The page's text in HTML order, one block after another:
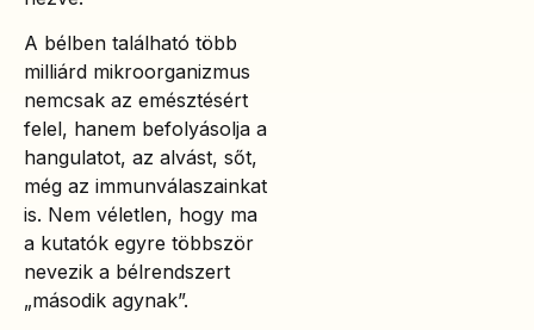
A bélben található több
milliárd mikroorganizmus
nemcsak az emésztésért
felel, hanem befolyásolja a
hangulatot, az alvást, sőt,
még az immunválaszainkat
is. Nem véletlen, hogy ma
a kutatók egyre többször
nevezik a bélrendszert
„második agynak”.